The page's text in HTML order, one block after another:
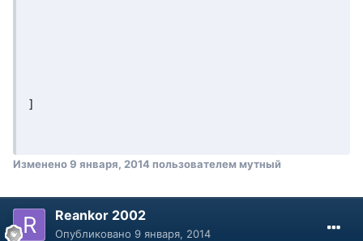
]
Изменено9 января, 2014пользователем мутный
Reankor 2002
Опубликовано 9 января, 2014